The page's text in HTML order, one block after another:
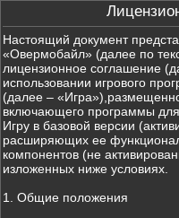
Настоящий документ
«Овермобайл» (далее по
лицензионное соглашение
использовании игрового
(далее –
включающего программы
Игру в базовой версии
расширяющих ее
компонентов (не
изложенных ниже условиях.
1. Общие положения